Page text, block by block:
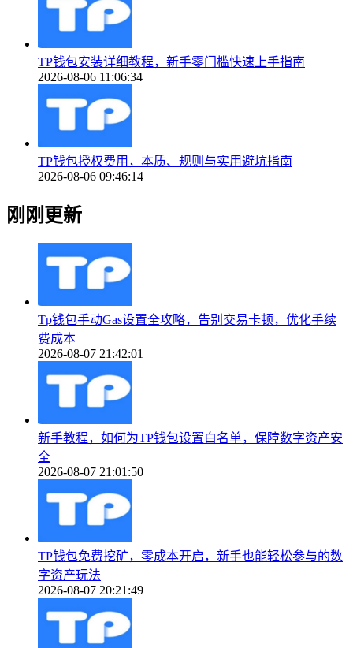
TP钱包安装详细教程，新手零门槛快速上手指南
2026-08-06 11:06:34
TP钱包授权费用，本质、规则与实用避坑指南
2026-08-06 09:46:14
刚刚更新
Tp钱包手动Gas设置全攻略，告别交易卡顿，优化手续
费成本
2026-08-07 21:42:01
新手教程，如何为TP钱包设置白名单，保障数字资产安
全
2026-08-07 21:01:50
TP钱包免费挖矿，零成本开启，新手也能轻松参与的数
字资产玩法
2026-08-07 20:21:49